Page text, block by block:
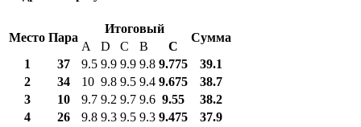
Место Пара
Итоговый
Сумма
A D C B
С
1
37 9.5 9.9 9.9 9.8 9.775
39.1
2
34 10 9.8 9.5 9.4 9.675
38.7
3
10 9.7 9.2 9.7 9.6 9.55
38.2
4
26 9.8 9.3 9.5 9.3 9.475
37.9